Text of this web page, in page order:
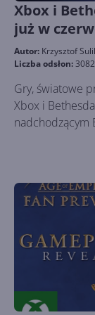
Xbox i
już w
Autor: Krzysztof
Liczba odsłon:3082
Gry, światowe
Xbox i
nadchodzącym